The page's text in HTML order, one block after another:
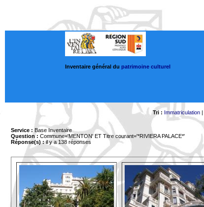
Inventaire général du patrimoine culturel
Tri : Immatriculation|
Service : Base Inventaire
Question : Commune='MENTON' ET Titre courant='*RIVIERA PALACE*'
Réponse(s) :il y a 138 réponses